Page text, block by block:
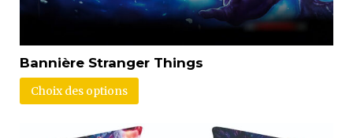
Bannière Stranger Things
Choix des options